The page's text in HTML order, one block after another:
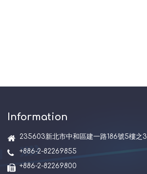
Information
235603新北市中和區建一路186號5樓之3
+886-2-82269855
+886-2-82269800